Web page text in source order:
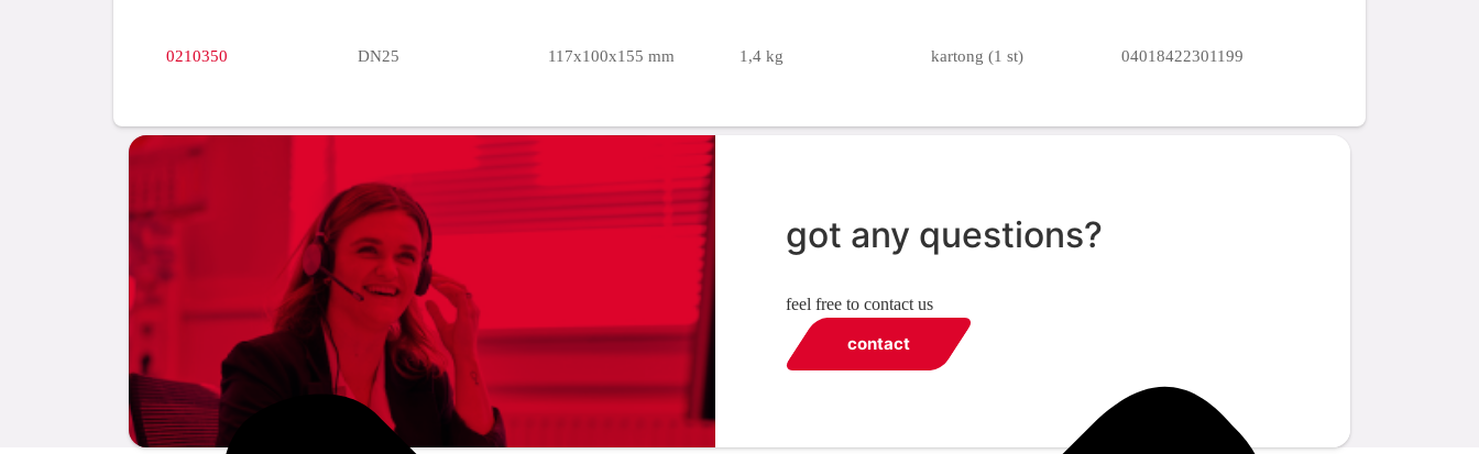
0210350 DN25 117x100x155 mm 1,4 kg kartong (1 st) 04018422301199
got any questions?
feel free to contact us
contact